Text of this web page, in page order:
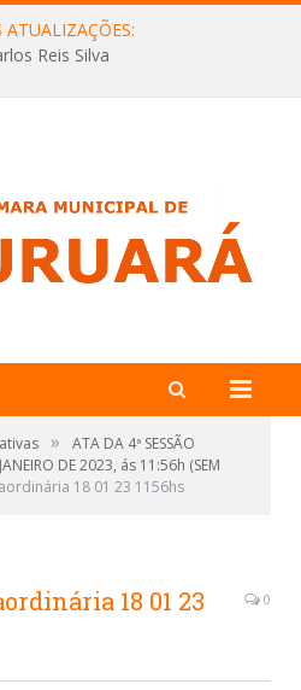
Reis Silva
»
ATA DA 4ª SESSÃO
DE 2023, ás 11:56h (SEM
18 01 23 1156hs
18 01 23
0